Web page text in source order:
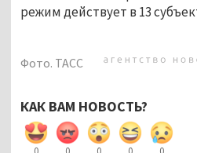
режим действует в 13
Фото. ТАСС
КАК ВАМ НОВОСТЬ?